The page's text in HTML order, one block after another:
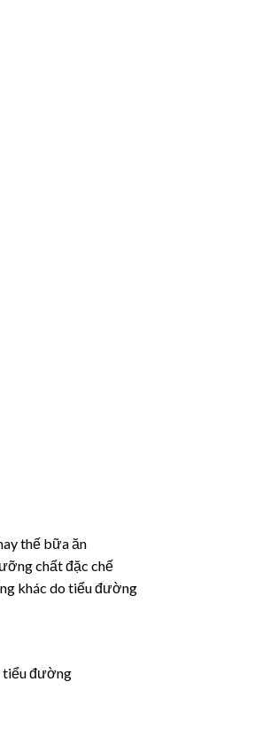
thế bữa ăn
chất đặc chế
khác do tiểu đường
tiểu đường